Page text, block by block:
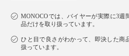
MONOCOでは、バイヤーが実際に3週
品だけを取り扱っています。
ひと目で良さがわかって、即決した商
扱っています。